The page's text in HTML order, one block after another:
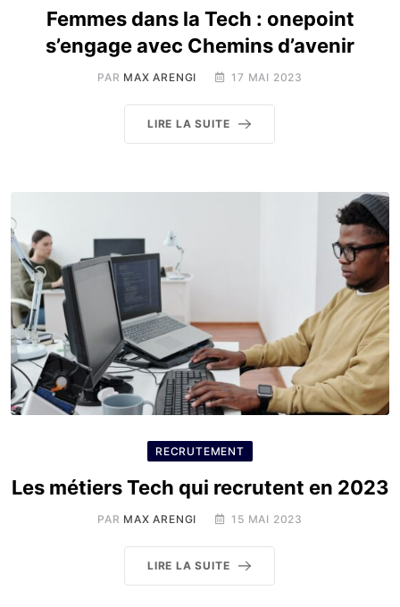
Femmes dans la Tech : onepoint
s’engage avec Chemins d’avenir
PAR MAX ARENGI 17 MAI 2023
LIRE LA SUITE
RECRUTEMENT
Les métiers Tech qui recrutent en 2023
PAR MAX ARENGI 15 MAI 2023
LIRE LA SUITE